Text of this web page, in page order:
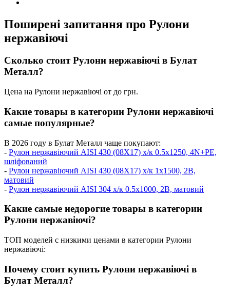
Поширені запитання про Рулони
нержавіючі
Сколько стоит Рулони нержавіючі в Булат
Металл?
Цена на Рулони нержавіючі от до грн.
Какие товары в категории Рулони нержавіючі
самые популярные?
В 2026 году в Булат Металл чаще покупают:
- Рулон нержавіючий AISI 430 (08Х17) х/к 0.5х1250, 4N+PE,
шліфований
- Рулон нержавіючий AISI 430 (08Х17) х/к 1х1500, 2B,
матовий
- Рулон нержавіючий AISI 304 х/к 0.5х1000, 2B, матовий
Какие самые недорогие товары в категории
Рулони нержавіючі?
ТОП моделей с низкими ценами в категории Рулони
нержавіючі:
Почему стоит купить Рулони нержавіючі в
Булат Металл?